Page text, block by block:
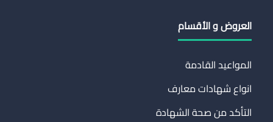
العروض و الأقسام
المواعيد القادمة
انواع شهادات معارف
التأكد من صحة الشهادة